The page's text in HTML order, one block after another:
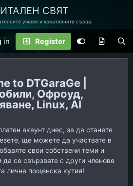
СВЯТ
умове и креативните сърца.
in Register
DTGaraGe |
Офроуд,
Linux, AI
акаунт днес, за да станете
ще можете да участвате в
свои собствени теми и
да се свързвате с други членове
лична пощенска кутия!